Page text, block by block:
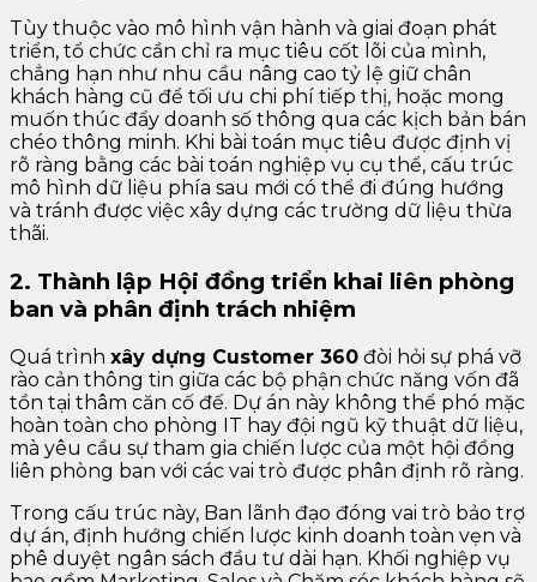
Tùy thuộc vào mô hình vận hành và giai đoạn phát
triển, tổ chức cần chỉ ra mục tiêu cốt lõi của mình,
chẳng hạn như nhu cầu nâng cao tỷ lệ giữ chân
khách hàng cũ để tối ưu chi phí tiếp thị, hoặc mong
muốn thúc đẩy doanh số thông qua các kịch bản bán
chéo thông minh. Khi bài toán mục tiêu được định vị
rõ ràng bằng các bài toán nghiệp vụ cụ thể, cấu trúc
mô hình dữ liệu phía sau mới có thể đi đúng hướng
và tránh được việc xây dựng các trường dữ liệu thừa
thãi.
2. Thành lập Hội đồng triển khai liên phòng
ban và phân định trách nhiệm
Quá trình xây dựng Customer 360 đòi hỏi sự phá vỡ
rào cản thông tin giữa các bộ phận chức năng vốn đã
tồn tại thâm căn cố đế. Dự án này không thể phó mặc
hoàn toàn cho phòng IT hay đội ngũ kỹ thuật dữ liệu,
mà yêu cầu sự tham gia chiến lược của một hội đồng
liên phòng ban với các vai trò được phân định rõ ràng.
Trong cấu trúc này, Ban lãnh đạo đóng vai trò bảo trợ
dự án, định hướng chiến lược kinh doanh toàn vẹn và
phê duyệt ngân sách đầu tư dài hạn. Khối nghiệp vụ